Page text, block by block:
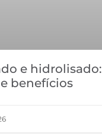
e hidrolisado:
benefícios